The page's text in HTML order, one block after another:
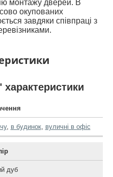
монтажу дверей. В
окупованих
завдяки співпраці з
, в будинок, вуличні в офіс
дуб